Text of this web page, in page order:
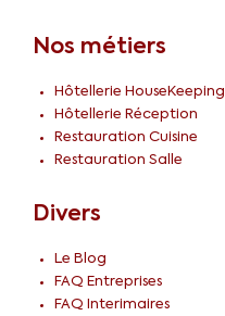
Nos métiers
Hôtellerie HouseKeeping
Hôtellerie Réception
Restauration Cuisine
Restauration Salle
Divers
Le Blog
FAQ Entreprises
FAQ Interimaires